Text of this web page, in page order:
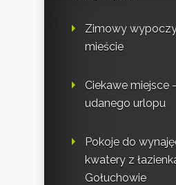
Zimowy
mieście
Ciekawe miejsce
udanego urlopu
Pokoje do
kwatery z
Gołuchowie